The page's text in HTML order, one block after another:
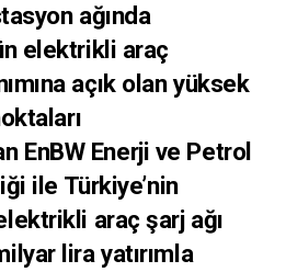
ağında
elektrikli araç
açık olan yüksek
EnBW Enerji ve Petrol
ile Türkiye’nin
araç şarj ağı
lira yatırımla